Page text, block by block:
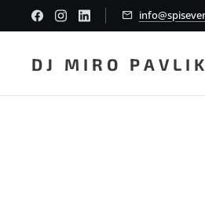
D J M I R O P A V L I